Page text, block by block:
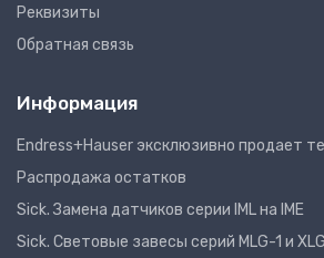
Реквизиты
Обратная связь
Информация
Endress+Hauser эксклюзивно продает
Распродажа остатков
Sick. Замена датчиков серии IML на IME
Sick. Световые завесы серий MLG-1 и XLG